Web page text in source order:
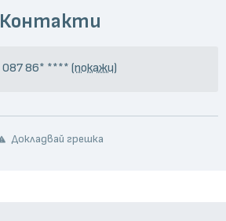
Контакти
087 86* **** (покажи)
Докладвай грешка